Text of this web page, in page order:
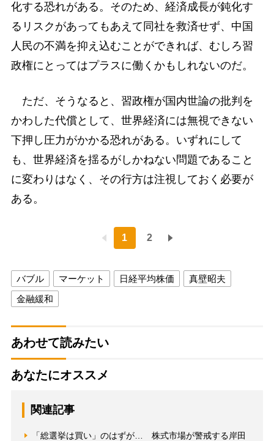
化する恐れがある。そのため、経済成長が鈍化す
るリスクがあってもあえて同社を救済せず、中国
人民の不満を抑え込むことができれば、むしろ習
政権にとってはプラスに働くかもしれないのだ。
ただ、そうなると、習政権が国内世論の批判を
かわした代償として、世界経済には無視できない
下押し圧力がかかる恐れがある。いずれにして
も、世界経済を揺るがしかねない問題であること
に変わりはなく、その行方は注視しておく必要が
ある。
1 2
バブル マーケット 日経平均株価
真壁昭夫
金融緩和
あわせて読みたい
あなたにオススメ
関連記事
「総選挙は買い」のはずが… 株式市場が警戒する岸田